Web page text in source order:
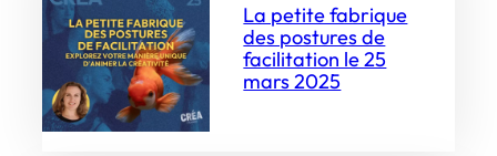
La petite fabrique
des postures de
facilitation le 25
mars 2025